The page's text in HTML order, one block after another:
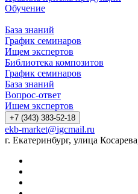
Обучение
База знаний
График семинаров
Ищем экспертов
Библиотека композитов
График семинаров
База знаний
Вопрос-ответ
Ищем экспертов
+7 (343) 383-52-18
ekb-market@igcmail.ru
г. Екатеринбург, улица